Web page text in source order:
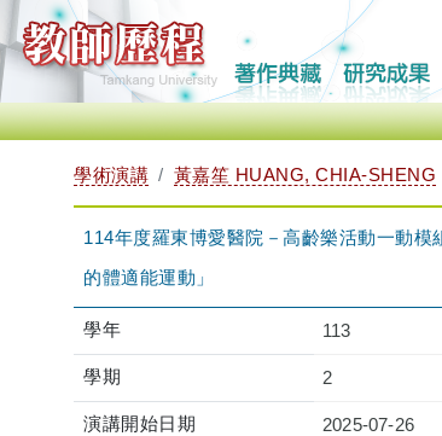
學術演講 黃嘉笙 HUANG, CHIA-SHENG
114年度羅東博愛醫院－高齡樂活動一動
的體適能運動」
學年 113
學期 2
演講開始日期 2025-07-26